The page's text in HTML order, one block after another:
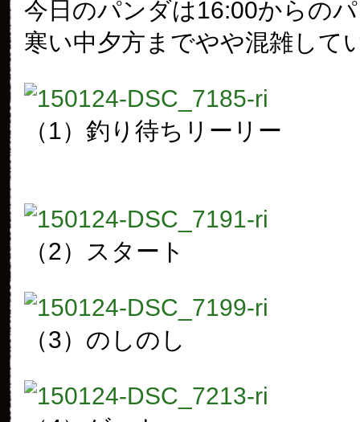
今日のパンダは16:00からの
寒い中夕方までやや混雑して
（1）釣り待ちリーリー
（2）スタート
（3）のしのし